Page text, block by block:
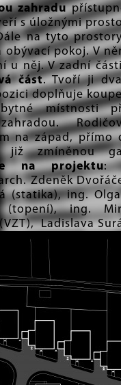
zahradu
s úložnými
na tyto
obývací pokoj. V
u něj. V zadní
část. Tvoří ji
doplňuje
místnosti
na západ, přímo
již zmíněnou
na projektu:
Zdeněk
(statika), ing.
(topení), ing.
Ladislava